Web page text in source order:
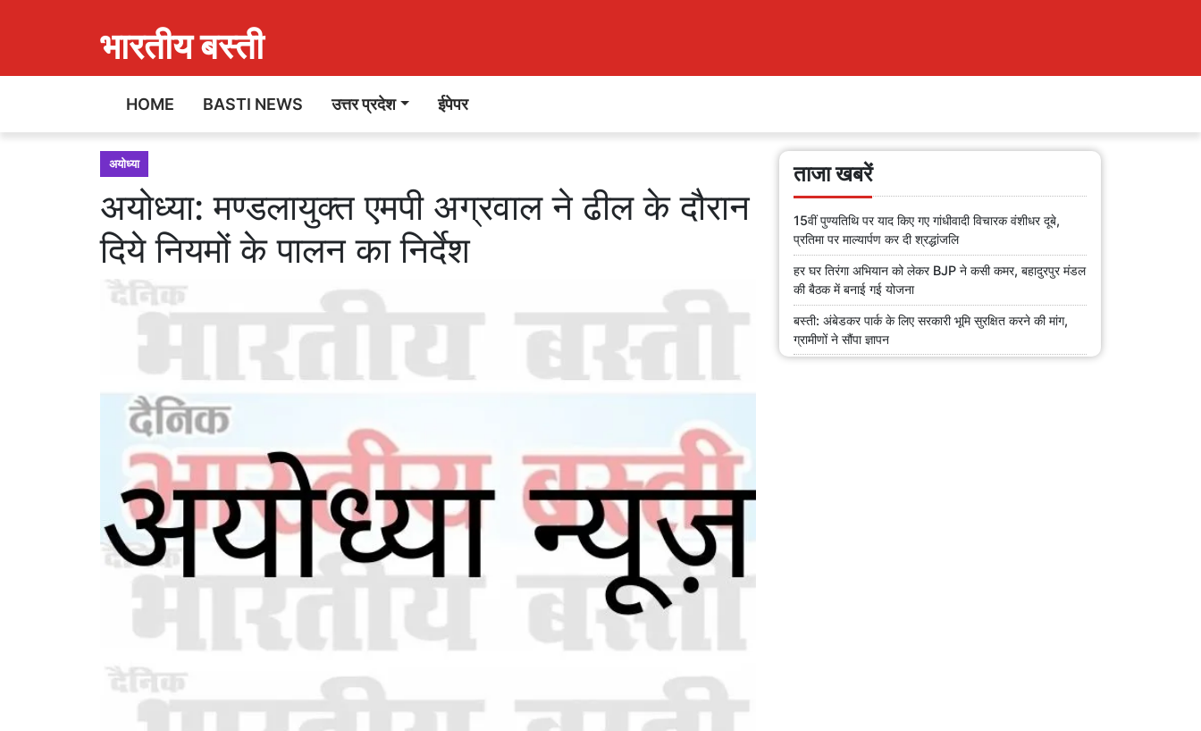
भारतीय बस्ती
HOME BASTI NEWS उत्तर प्रदेश ईपेपर
अयोध्या
अयोध्या: मण्डलायुक्त एमपी अग्रवाल ने ढील के दौरान
दिये नियमों के पालन का निर्देश
ताजा खबरें
15वीं पुण्यतिथि पर याद किए गए गांधीवादी विचारक वंशीधर दूबे,
प्रतिमा पर माल्यार्पण कर दी श्रद्धांजलि
हर घर तिरंगा अभियान को लेकर BJP ने कसी कमर, बहादुरपुर मंडल
की बैठक में बनाई गई योजना
बस्ती: अंबेडकर पार्क के लिए सरकारी भूमि सुरक्षित करने की मांग,
ग्रामीणों ने सौंपा ज्ञापन